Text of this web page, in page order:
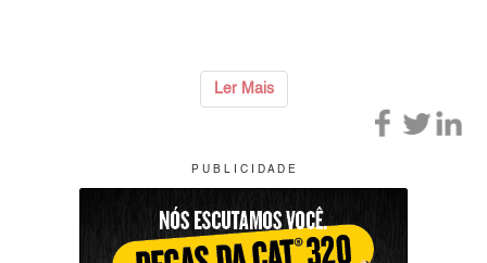
Ler Mais
P U B L I C I D A D E